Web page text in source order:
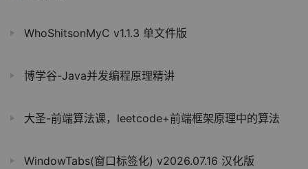
WhoShitsonMyC v1.1.3 单文件版
博学谷-Java并发编程原理精讲
大圣-前端算法课，leetcode+前端框架原理中的算法
WindowTabs(窗口标签化) v2026.07.16 汉化版